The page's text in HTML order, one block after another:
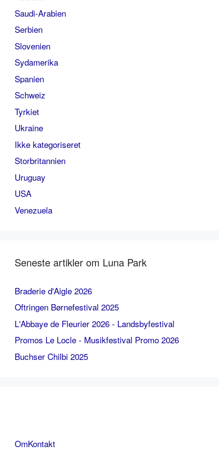
Saudi-Arabien
Serbien
Slovenien
Sydamerika
Spanien
Schweiz
Tyrkiet
Ukraine
Ikke kategoriseret
Storbritannien
Uruguay
USA
Venezuela
Seneste artikler om Luna Park
Braderie d'Aigle 2026
Oftringen Børnefestival 2025
L'Abbaye de Fleurier 2026 - Landsbyfestival
Promos Le Locle - Musikfestival Promo 2026
Buchser Chilbi 2025
OmKontakt